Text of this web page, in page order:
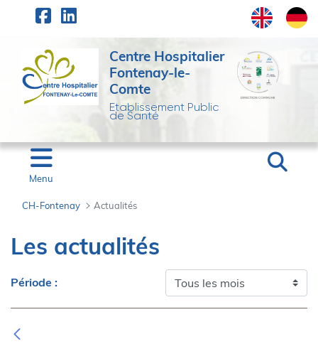
Saut au contenu principal
Centre Hospitalier
Fontenay-le-
Comte
Etablissement Public
de Santé
Menu
CH-Fontenay Actualités
Actualités - CH-
Les actualités
Période :
Panneau de gestion des cookies